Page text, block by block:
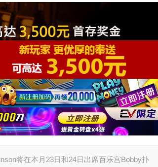
将在本月23日和24日出席百乐宫Bobby扑